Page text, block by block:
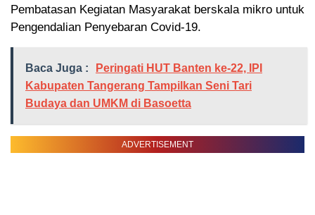
Pembatasan Kegiatan Masyarakat berskala mikro untuk
Pengendalian Penyebaran Covid-19.
Baca Juga :
Peringati HUT Banten ke-22, IPI
Kabupaten Tangerang Tampilkan Seni Tari
Budaya dan UMKM di Basoetta
ADVERTISEMENT